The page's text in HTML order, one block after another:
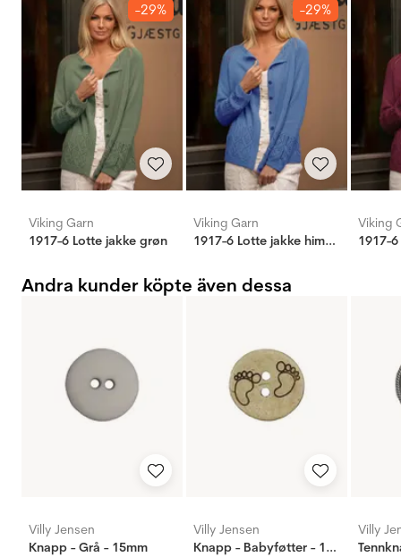
-29%
Viking Garn
1917-6 Lotte jakke grøn
-29%
Viking Garn
1917-6 Lotte jakke himmelblå
Viking
1917-
Andra kunder köpte även dessa
Villy Jensen
Knapp - Grå - 15mm
Villy Jensen
Knapp - Babyføtter - 15mm
Villy